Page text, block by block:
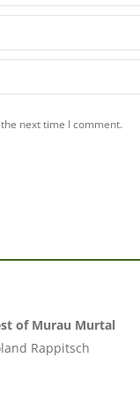
next time I comment.
of Murau Murtal
Rappitsch